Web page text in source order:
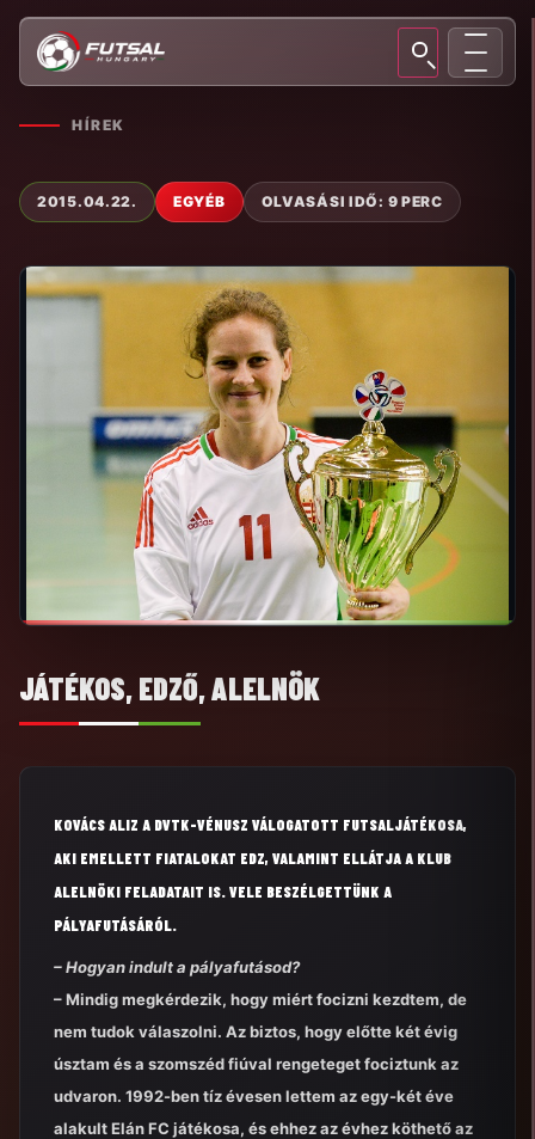
HÍREK
2015.04.22. EGYÉB OLVASÁSI IDŐ: 9 PERC
JÁTÉKOS, EDZŐ, ALELNÖK
KOVÁCS ALIZ A DVTK-VÉNUSZ VÁLOGATOTT FUTSALJÁTÉKOSA,
AKI EMELLETT FIATALOKAT EDZ, VALAMINT ELLÁTJA A KLUB
ALELNÖKI FELADATAIT IS. VELE BESZÉLGETTÜNK A
PÁLYAFUTÁSÁRÓL.
– Hogyan indult a pályafutásod?
– Mindig megkérdezik, hogy miért focizni kezdtem, de
nem tudok válaszolni. Az biztos, hogy előtte két évig
úsztam és a szomszéd fiúval rengeteget fociztunk az
udvaron. 1992-ben tíz évesen lettem az egy-két éve
alakult Elán FC játékosa, és ehhez az évhez köthető az